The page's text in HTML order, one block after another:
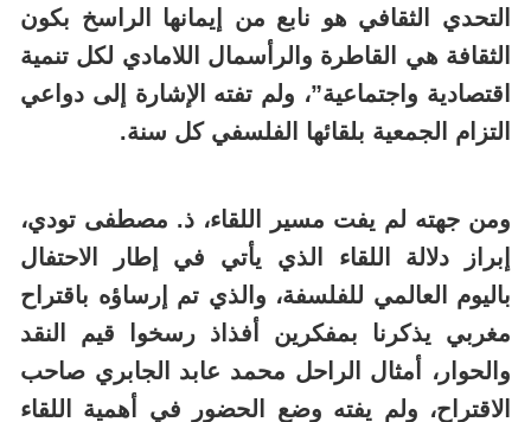
التحدي الثقافي هو نابع من إيمانها الراسخ بكون
الثقافة هي القاطرة والرأسمال اللامادي لكل تنمية
اقتصادية واجتماعية”، ولم تفته الإشارة إلى دواعي
التزام الجمعية بلقائها الفلسفي كل سنة.
ومن جهته لم يفت مسير اللقاء، ذ. مصطفى تودي،
إبراز دلالة اللقاء الذي يأتي في إطار الاحتفال
باليوم العالمي للفلسفة، والذي تم إرساؤه باقتراح
مغربي يذكرنا بمفكرين أفذاذ رسخوا قيم النقد
والحوار، أمثال الراحل محمد عابد الجابري صاحب
الاقتراح، ولم يفته وضع الحضور في أهمية اللقاء